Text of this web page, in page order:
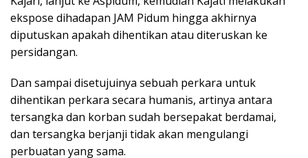
ekspose dihadapan JAM Pidum hingga akhirnya
diputuskan apakah dihentikan atau diteruskan ke
persidangan.
Dan sampai disetujuinya sebuah perkara untuk
dihentikan perkara secara humanis, artinya antara
tersangka dan korban sudah bersepakat berdamai,
dan tersangka berjanji tidak akan mengulangi
perbuatan yang sama.